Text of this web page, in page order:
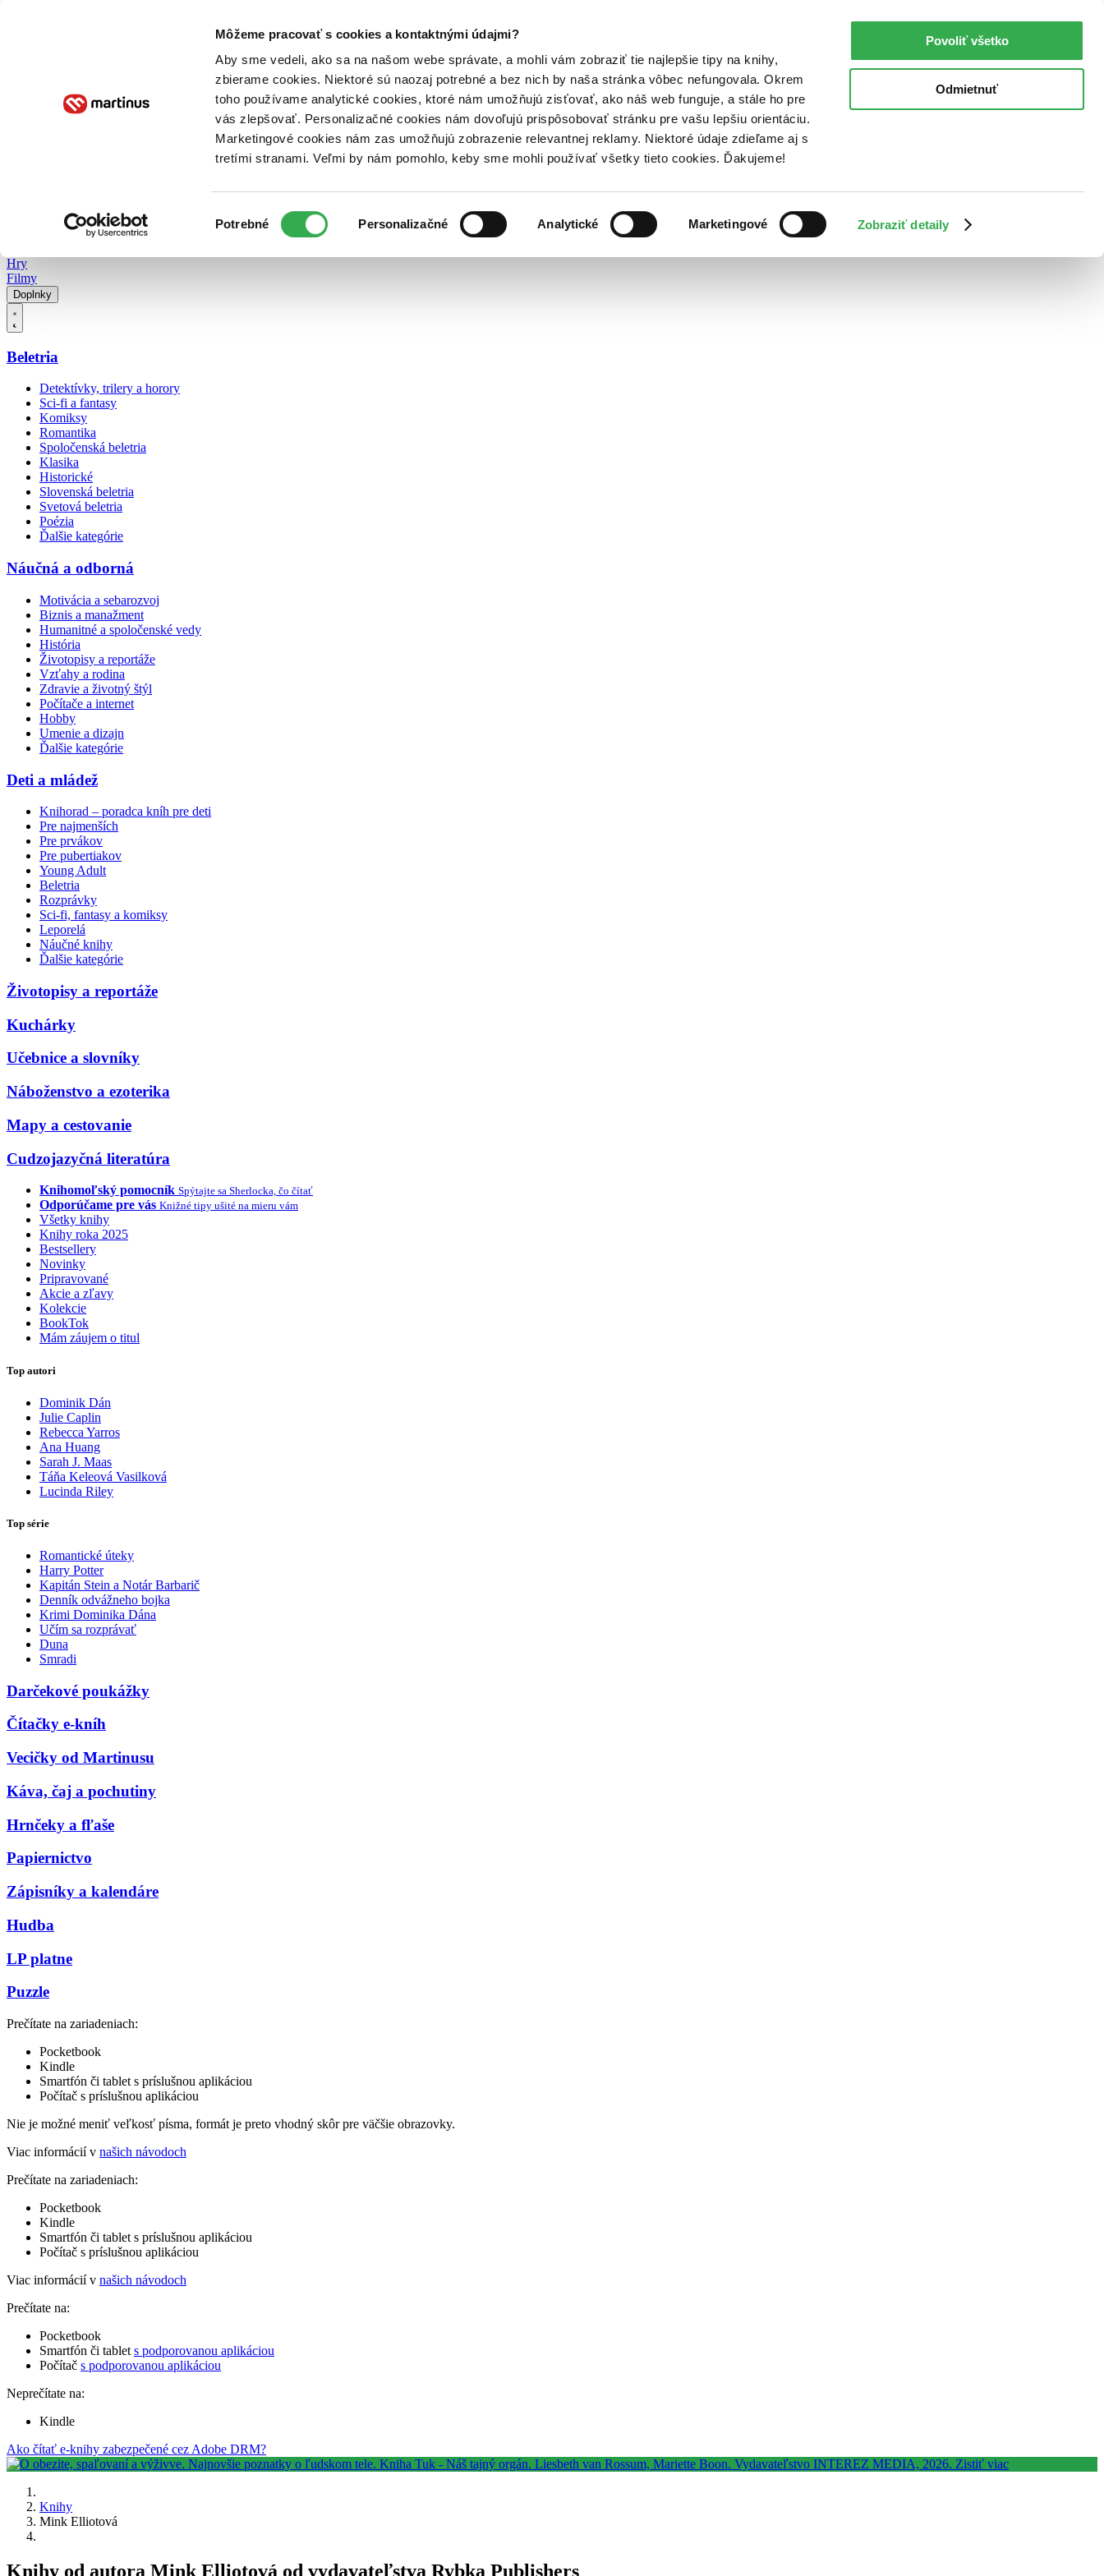
Môžeme pracovať s cookies a kontaktnými údajmi?
Aby sme vedeli, ako sa na našom webe správate, a mohli vám zobraziť tie najlepšie tipy na knihy,
zbierame cookies. Niektoré sú naozaj potrebné a bez nich by naša stránka vôbec nefungovala. Okrem
toho používame analytické cookies, ktoré nám umožňujú zisťovať, ako náš web funguje, a stále ho pre
vás zlepšovať. Personalizačné cookies nám dovoľujú prispôsobovať stránku pre vašu lepšiu orientáciu.
Marketingové cookies nám zas umožňujú zobrazenie relevantnej reklamy. Niektoré údaje zdieľame aj s
tretími stranami. Veľmi by nám pomohlo, keby sme mohli používať všetky tieto cookies. Ďakujeme!
súhlasu
Potrebné Personalizačné Analytické Marketingové Zobraziť detaily
Povoliť všetko
Odmietnuť
Poukážky Kontakt
Hry
Filmy
Doplnky
Beletria
Detektívky, trilery a horory
Sci-fi a fantasy
Komiksy
Romantika
Spoločenská beletria
Klasika
Historické
Slovenská beletria
Svetová beletria
Poézia
Ďalšie kategórie
Náučná a odborná
Motivácia a sebarozvoj
Biznis a manažment
Humanitné a spoločenské vedy
História
Životopisy a reportáže
Vzťahy a rodina
Zdravie a životný štýl
Počítače a internet
Hobby
Umenie a dizajn
Ďalšie kategórie
Deti a mládež
Knihorad – poradca kníh pre deti
Pre najmenších
Pre prvákov
Pre pubertiakov
Young Adult
Beletria
Rozprávky
Sci-fi, fantasy a komiksy
Leporelá
Náučné knihy
Ďalšie kategórie
Životopisy a reportáže
Kuchárky
Učebnice a slovníky
Náboženstvo a ezoterika
Mapy a cestovanie
Cudzojazyčná literatúra
Knihomoľský pomocník Spýtajte sa Sherlocka, čo čítať
Odporúčame pre vás Knižné tipy ušité na mieru vám
Všetky knihy
Knihy roka 2025
Bestsellery
Novinky
Pripravované
Akcie a zľavy
Kolekcie
BookTok
Mám záujem o titul
Top autori
Dominik Dán
Julie Caplin
Rebecca Yarros
Ana Huang
Sarah J. Maas
Táňa Keleová Vasilková
Lucinda Riley
Top série
Romantické úteky
Harry Potter
Kapitán Stein a Notár Barbarič
Denník odvážneho bojka
Krimi Dominika Dána
Učím sa rozprávať
Duna
Smradi
Darčekové poukážky
Čítačky e-kníh
Vecičky od Martinusu
Káva, čaj a pochutiny
Hrnčeky a fľaše
Papiernictvo
Zápisníky a kalendáre
Hudba
LP platne
Puzzle
Prečítate na zariadeniach:
Pocketbook
Kindle
Smartfón či tablet s príslušnou aplikáciou
Počítač s príslušnou aplikáciou
Nie je možné meniť veľkosť písma, formát je preto vhodný skôr pre väčšie obrazovky.
Viac informácií v našich návodoch
Prečítate na zariadeniach:
Pocketbook
Kindle
Smartfón či tablet s príslušnou aplikáciou
Počítač s príslušnou aplikáciou
Viac informácií v našich návodoch
Prečítate na:
Pocketbook
Smartfón či tablet s podporovanou aplikáciou
Počítač s podporovanou aplikáciou
Neprečítate na:
Kindle
Ako čítať e-knihy zabezpečené cez Adobe DRM?
Knihy
Mink Elliotová
Knihy od autora Mink Elliotová od vydavateľstva Rybka Publishers